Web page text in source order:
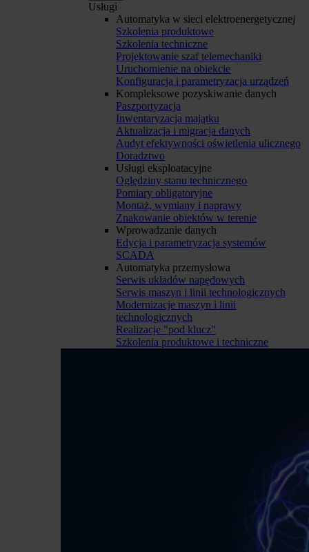
Usługi
Automatyka w sieci elektroenergetycznej
Szkolenia produktowe
Szkolenia techniczne
Projektowanie szaf telemechaniki
Uruchomienie na obiekcie
Konfiguracja i parametryzacja urządzeń
Kompleksowe pozyskiwanie danych
Paszportyzacja
Inwentaryzacja majątku
Aktualizacja i migracja danych
Audyt efektywności oświetlenia ulicznego
Doradztwo
Usługi eksploatacyjne
Oględziny stanu technicznego
Pomiary obligatoryjne
Montaż, wymiany i naprawy
Znakowanie obiektów w terenie
Wprowadzanie danych
Edycja i parametryzacja systemów
SCADA
Automatyka przemysłowa
Serwis układów napędowych
Serwis maszyn i linii technologicznych
Modernizacje maszyn i linii
technologicznych
Realizacje "pod klucz"
Szkolenia produktowe i techniczne